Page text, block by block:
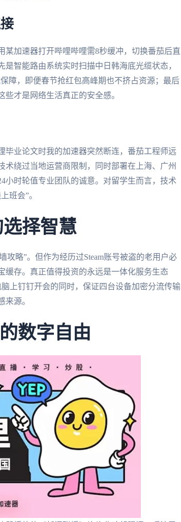
加速器打开哔哩哔哩需8秒缓冲，切换番茄后直
智能路由系统实时扫描中日韩海底光缆状态，
障，即便春节抢红包高峰期也不挤占资源；最后
才是网络生活真正的安全感。
毕业论文时我的加速器突然断连，番茄工程师远
绕过当地运营商限制，同时部署在上海、广州
小时轮值专业团队的诚意。对留学生而言，技术
班会”。
择智慧
攻略”。但作为经历过Steam账号被盗的老用户必
缓存。真正值得投资的永远是一体化服务生态
上钉钉开会的同时，保证四台设备加密分流传输
源。
数字自由